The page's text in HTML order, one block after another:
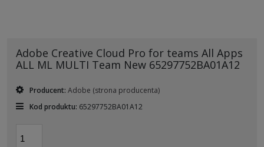
Adobe Creative Cloud Pro for teams All Apps
ALL ML MULTI Team New 65297752BA01A12
Producent: Adobe (strona producenta)
Kod produktu: 65297752BA01A12